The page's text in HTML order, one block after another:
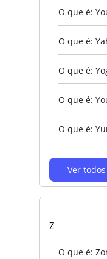
O que é:
O que é:
O que é:
O que é:
O que é:
Ver todos
Z
O que é: